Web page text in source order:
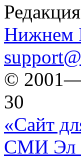
Нижнем
©
30
«Сайт
СМИ Эл